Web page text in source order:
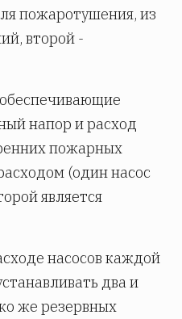
пожаротушения, из
второй -
напор и расход
пожарных
(один насос
является
насосов каждой
два и
же резервных